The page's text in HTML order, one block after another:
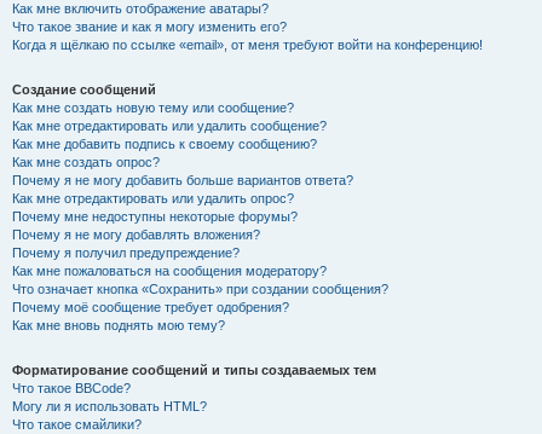
Как мне включить отображение аватары?
Что такое звание и как я могу изменить его?
Когда я щёлкаю по ссылке «email», от меня требуют войти на конференцию!
Создание сообщений
Как мне создать новую тему или сообщение?
Как мне отредактировать или удалить сообщение?
Как мне добавить подпись к своему сообщению?
Как мне создать опрос?
Почему я не могу добавить больше вариантов ответа?
Как мне отредактировать или удалить опрос?
Почему мне недоступны некоторые форумы?
Почему я не могу добавлять вложения?
Почему я получил предупреждение?
Как мне пожаловаться на сообщения модератору?
Что означает кнопка «Сохранить» при создании сообщения?
Почему моё сообщение требует одобрения?
Как мне вновь поднять мою тему?
Форматирование сообщений и типы создаваемых тем
Что такое BBCode?
Могу ли я использовать HTML?
Что такое смайлики?